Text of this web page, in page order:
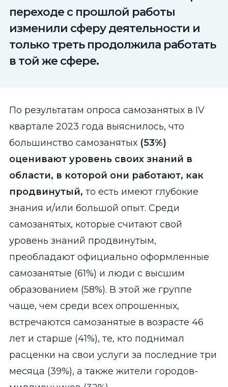
переходе с прошлой работы
изменили сферу деятельности и
только треть продолжила работать
в той же сфере.
По результатам опроса самозанятых в IV
квартале 2023 года выяснилось, что
большинство самозанятых (53%)
оценивают уровень своих знаний в
области, в которой они работают, как
продвинутый, то есть имеют глубокие
знания и/или большой опыт. Среди
самозанятых, которые считают свой
уровень знаний продвинутым,
преобладают официально оформленные
самозанятые (61%) и люди с высшим
образованием (58%). В этой же группе
чаще, чем среди всех опрошенных,
встречаются самозанятые в возрасте 46
лет и старше (41%), те, кто поднимал
расценки на свои услуги за последние три
месяца (39%), а также жители городов-